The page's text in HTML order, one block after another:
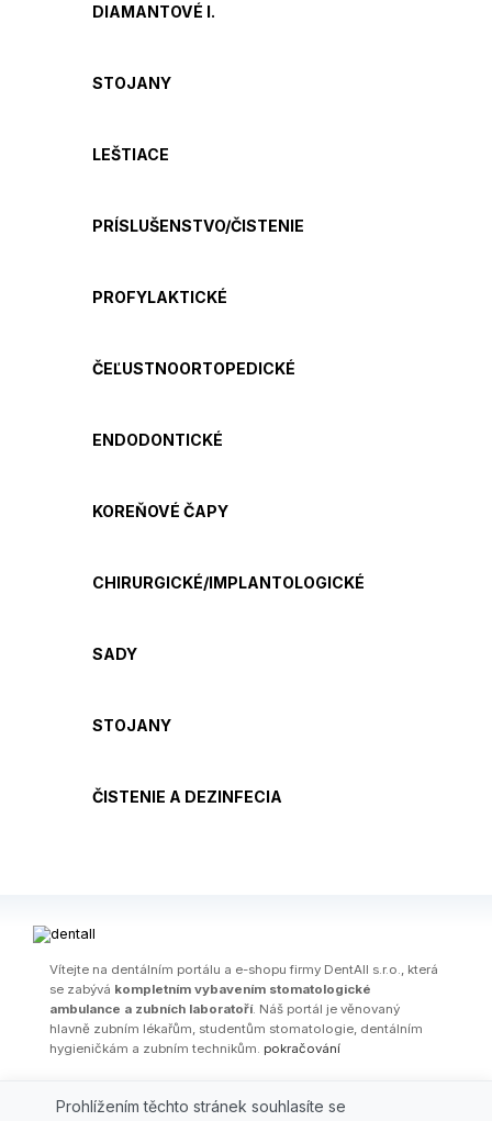
DIAMANTOVÉ I.
STOJANY
LEŠTIACE
PRÍSLUŠENSTVO/ČISTENIE
PROFYLAKTICKÉ
ČEĽUSTNOORTOPEDICKÉ
ENDODONTICKÉ
KOREŇOVÉ ČAPY
CHIRURGICKÉ/IMPLANTOLOGICKÉ
SADY
STOJANY
ČISTENIE A DEZINFECIA
Ví­tejte na dentálním portálu a e-shopu firmy DentAll s.r.o., která
se zabývá kompletním vybavením stomatologické
ambulance a zubních laboratoří. Náš portál je věnovaný
hlavně zubním lékařům, studentům stomatologie, dentálním
hygieničkám a zubním technikům. pokračování
LETÁKY|ŠKOLENÍ / WEBINÁŘE | ODBORNÉ ČLÁNKY
Prohlížením těchto stránek souhlasíte se